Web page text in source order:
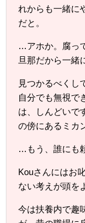
れからも一緒に
だと。
…アホか。腐っ
旦那だから一緒
見つかるべくし
自分でも無視で
は、しんどいで
の傍にあるミカ
…もう、誰にも
Kouさんにはお
ない考えが頭を
今は扶養内で趣